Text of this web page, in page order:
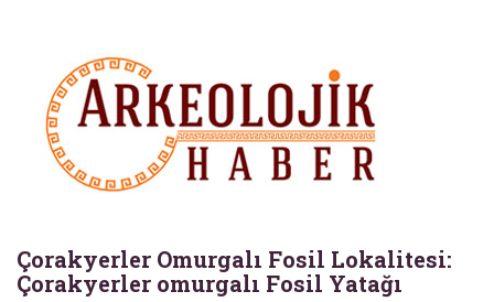
Çorakyerler Omurgalı Fosil Lokalitesi:
Çorakyerler omurgalı Fosil Yatağı